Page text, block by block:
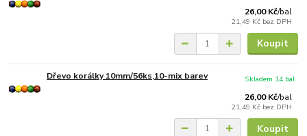
26,00 Kč/bal
21,49 Kč bez DPH
Koupit
Dřevo korálky 10mm/56ks,10-mix barev
26,00 Kč/bal
21,49 Kč bez DPH
Skladem 14 bal
Koupit